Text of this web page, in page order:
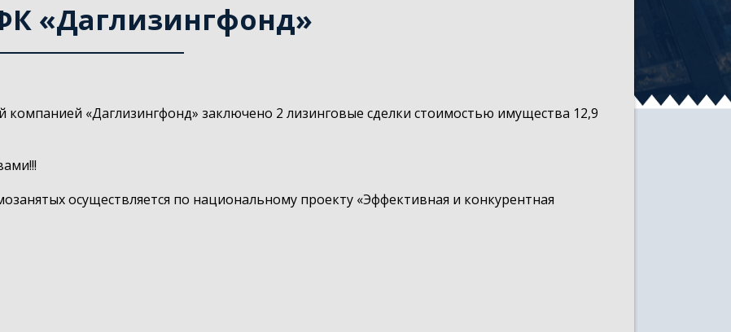
«Даглизингфонд»
компанией «Даглизингфонд» заключено 2 лизинговые сделки стоимостью имущества 12,9
осуществляется по национальному проекту «Эффективная и конкурентная